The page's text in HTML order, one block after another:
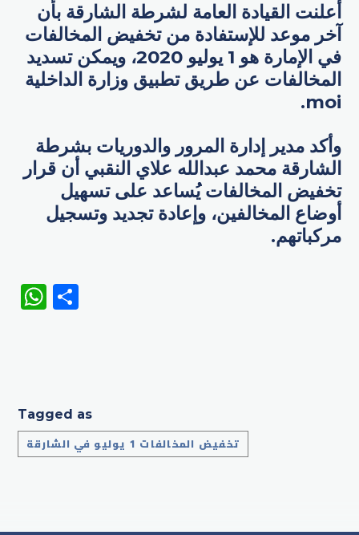
أعلنت القيادة العامة لشرطة الشارقة بأن
آخر موعد للإستفادة من تخفيض المخالفات
في الإمارة هو 1 يوليو 2020، ويمكن تسديد
المخالفات عن طريق تطبيق وزارة الداخلية
moi.
وأكد مدير إدارة المرور والدوريات بشرطة
الشارقة محمد عبدالله علاي النقبي أن قرار
تخفيض المخالفات يُساعد على تسهيل
أوضاع المخالفين، وإعادة تجديد وتسجيل
مركباتهم.
WhatsApp
Tagged as
تخفيض المخالفات 1 يوليو في الشارقة